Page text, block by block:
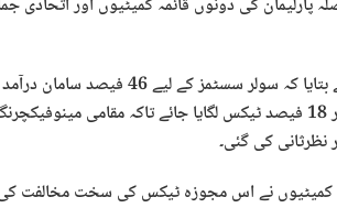
یہ فیصلہ پارلیمان کی دونوں قائمہ کمیٹیوں اور
سینیٹ میں اظہار خیال کرتے ہوئے اسحاق ڈار نے
پر یہ تجویز دی گئی تھی کہ درآمدی سولر پینلز پر 18 فیصد ٹیکس لگایا جائے
کی گئی۔
نے اس مجوزہ ٹیکس کی سخت مخالفت کی